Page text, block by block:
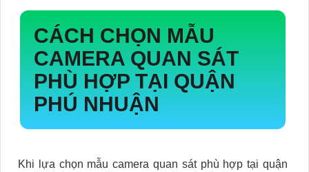
CÁCH CHỌN MẪU
CAMERA QUAN SÁT
PHÙ HỢP TẠI QUẬN
PHÚ NHUẬN
Khi lựa chọn mẫu camera quan sát phù hợp tại quận